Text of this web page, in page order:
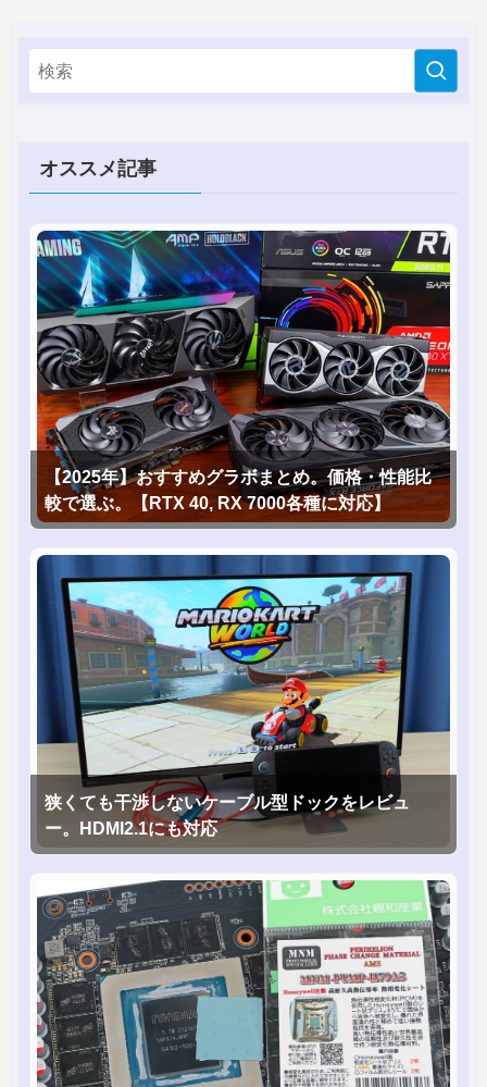
オススメ記事
【2025年】おすすめグラボまとめ。価格・性能比
較で選ぶ。【RTX 40, RX 7000各種に対応】
狭くても干渉しないケーブル型ドックをレビュ
ー。HDMI2.1にも対応